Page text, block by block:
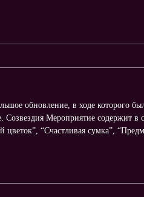
обновление, в ходе которого
Созвездия Мероприятие содержит в
цветок”, “Счастливая сумка”,